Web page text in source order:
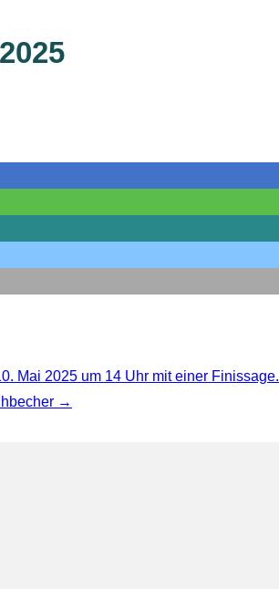
Mai 2025 um 14 Uhr mit einer Finissage.
→